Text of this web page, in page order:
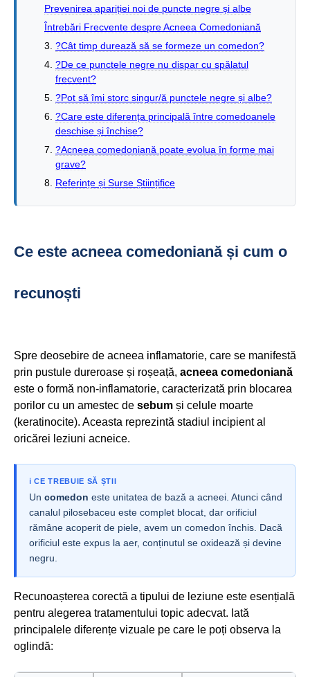
Prevenirea apariției noi de puncte negre și albe
Întrebări Frecvente despre Acneea Comedoniană
?Cât timp durează să se formeze un comedon?
?De ce punctele negre nu dispar cu spălatul
frecvent?
?Pot să îmi storc singur/ă punctele negre și albe?
?Care este diferența principală între comedoanele
deschise și închise?
?Acneea comedoniană poate evolua în forme mai
grave?
Referințe și Surse Științifice
Ce este acneea comedoniană și cum o
recunoști
Spre deosebire de acneea inflamatorie, care se manifestă
prin pustule dureroase și roșeață, acneea comedoniană
este o formă non-inflamatorie, caracterizată prin blocarea
porilor cu un amestec de sebum și celule moarte
(keratinocite). Aceasta reprezintă stadiul incipient al
oricărei leziuni acneice.
ℹ️ CE TREBUIE SĂ ȘTII
Un comedon este unitatea de bază a acneei. Atunci când
canalul pilosebaceu este complet blocat, dar orificiul
rămâne acoperit de piele, avem un comedon închis. Dacă
orificiul este expus la aer, conținutul se oxidează și devine
negru.
Recunoașterea corectă a tipului de leziune este esențială
pentru alegerea tratamentului topic adecvat. Iată
principalele diferențe vizuale pe care le poți observa la
oglindă: